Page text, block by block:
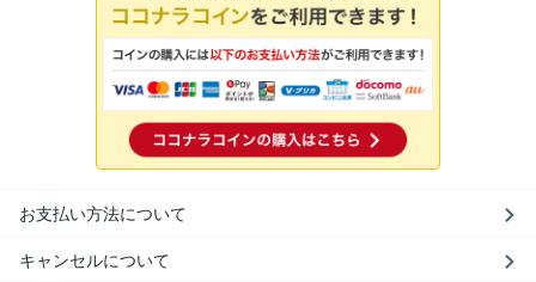
お支払い方法について
キャンセルについて